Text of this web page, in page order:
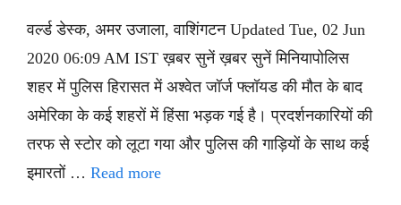
वर्ल्ड डेस्क, अमर उजाला, वाशिंगटन Updated Tue, 02 Jun
2020 06:09 AM IST ख़बर सुनें ख़बर सुनें मिनियापोलिस
शहर में पुलिस हिरासत में अश्वेत जॉर्ज फ्लॉयड की मौत के बाद
अमेरिका के कई शहरों में हिंसा भड़क गई है। प्रदर्शनकारियों की
तरफ से स्टोर को लूटा गया और पुलिस की गाड़ियों के साथ कई
इमारतों … Read more